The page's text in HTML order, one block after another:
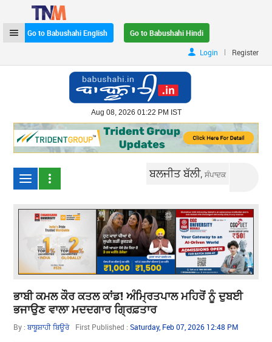
Go to Babushahi English
Go to Babushahi Hindi
Login
| Register
Aug 08, 2026 01:22 PM IST
ਬਲਜੀਤ ਬੱਲੀ,ਸੰਪਾਦਕ
ਭਾਬੀ ਕਮਲ ਕੌਰ ਕਤਲ ਕਾਂਡ! ਅੰਮ੍ਰਿਤਪਾਲ ਮਹਿਰੋਂ​​​​​​​ ਨੂੰ ਦੁਬਈ
ਭਜਾਉਣ ਵਾਲਾ ਮਦਦਗਾਰ ਗ੍ਰਿਫ਼ਤਾਰ
By :ਬਾਬੂਸ਼ਾਹੀ ਬਿਊਰੋ First Published :Saturday, Feb 07, 2026 12:48 PM